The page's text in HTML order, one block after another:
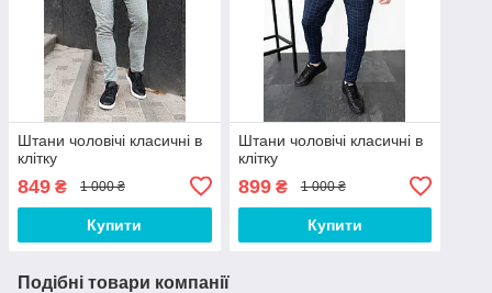
Штани чоловічі класичні в
клітку
849 ₴ 1 000 ₴
Купити
Штани чоловічі класичні в
клітку
899₴ 1 000 ₴
Купити
Подібні товари компанії